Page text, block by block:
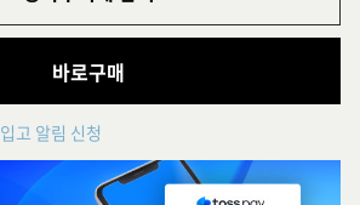
바로구매
입고 알림 신청